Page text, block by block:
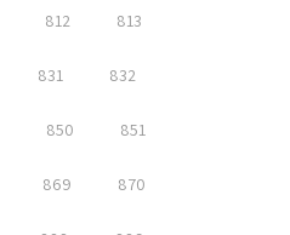
812 813
831 832
850 851
869 870